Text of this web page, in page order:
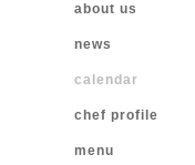
about us
news
calendar
chef profile
menu